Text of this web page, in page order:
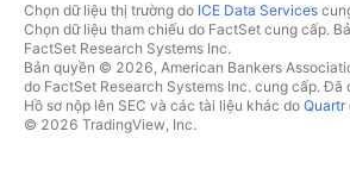
Chọn dữ liệu thị trường do ICE Data Services
Chọn dữ liệu tham chiếu do FactSet cung cấp.
FactSet Research Systems Inc.
Bản quyền © 2026, American Bankers
do FactSet Research Systems Inc. cung cấp. Đã
Hồ sơ nộp lên SEC và các tài liệu khác do Quartr
© 2026 TradingView, Inc.